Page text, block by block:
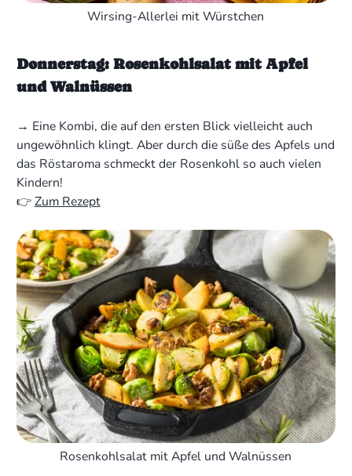
Wirsing-Allerlei mit Würstchen
Donnerstag: Rosenkohlsalat mit Apfel
und Walnüssen
→ Eine Kombi, die auf den ersten Blick vielleicht auch
ungewöhnlich klingt. Aber durch die süße des Apfels und
das Röstaroma schmeckt der Rosenkohl so auch vielen
Kindern!
👉Zum Rezept
Rosenkohlsalat mit Apfel und Walnüssen